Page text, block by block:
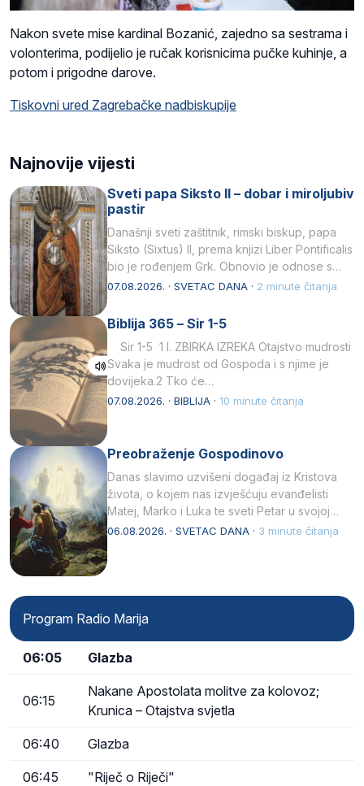
Nakon svete mise kardinal Bozanić, zajedno sa sestrama i
volonterima, podijelio je ručak korisnicima pučke kuhinje, a
potom i prigodne darove.
Tiskovni ured Zagrebačke nadbiskupije
Najnovije vijesti
Sveti papa Siksto II – dobar i miroljubiv
pastir
Današnji sveti zaštitnik, rimski biskup, papa
Siksto (Sixtus) II, prema knjizi Liber Pontificalis
bio je rođenjem Grk. Obnovio je odnose s
afričkim…
07.08.2026. · SVETAC DANA · 2 minute čitanja
Biblija 365 – Sir 1-5
Sir 1-5 1 I. ZBIRKA IZREKA Otajstvo mudrosti
Svaka je mudrost od Gospoda i s njime je
dovijeka.2 Tko će…
07.08.2026. · BIBLIJA · 10 minute čitanja
Preobraženje Gospodinovo
Danas slavimo uzvišeni događaj iz Kristova
života, o kojem nas izvješćuju evanđelisti
Matej, Marko i Luka te sveti Petar u svojoj
drugoj…
06.08.2026. · SVETAC DANA · 3 minute čitanja
Program Radio Marija
06:05 Glazba
06:15
Nakane Apostolata molitve za kolovoz;
Krunica – Otajstva svjetla
06:40 Glazba
06:45 "Riječ o Riječi"